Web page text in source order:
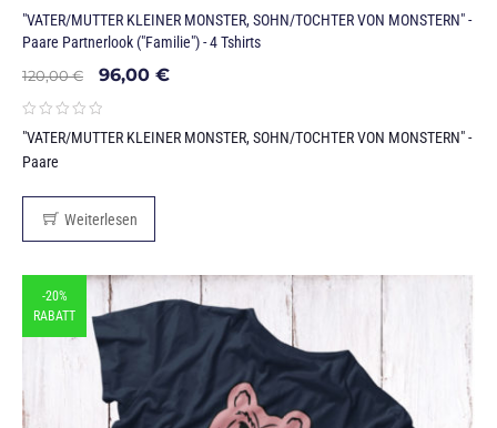
"VATER/MUTTER KLEINER MONSTER, SOHN/TOCHTER VON MONSTERN" -
Paare Partnerlook ("Familie") - 4 Tshirts
120,00€ 96,00 €
"VATER/MUTTER KLEINER MONSTER, SOHN/TOCHTER VON MONSTERN" -
Paare
Weiterlesen
-20%
RABATT